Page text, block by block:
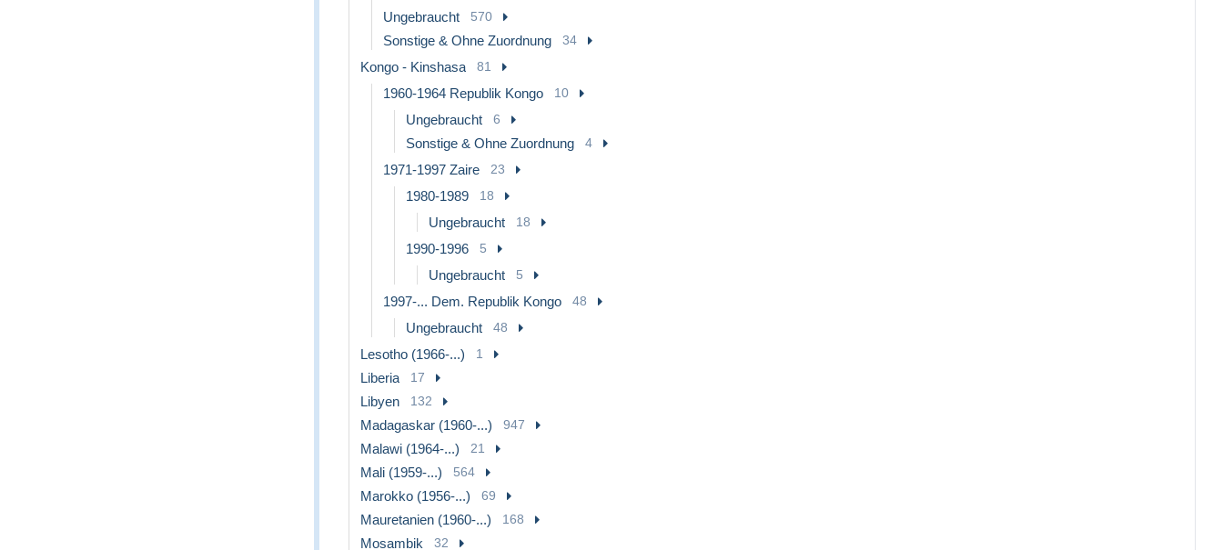
Ungebraucht 570
Sonstige & Ohne Zuordnung 34
Kongo - Kinshasa 81
1960-1964 Republik Kongo 10
Ungebraucht 6
Sonstige & Ohne Zuordnung 4
1971-1997 Zaire 23
1980-1989 18
Ungebraucht 18
1990-1996 5
Ungebraucht 5
1997-... Dem. Republik Kongo 48
Ungebraucht 48
Lesotho (1966-...) 1
Liberia 17
Libyen 132
Madagaskar (1960-...) 947
Malawi (1964-...) 21
Mali (1959-...) 564
Marokko (1956-...) 69
Mauretanien (1960-...) 168
Mosambik 32